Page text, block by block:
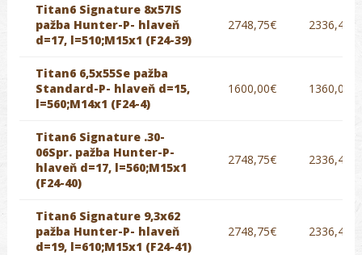
Titan6 Signature 8x57IS
pažba Hunter-P- hlaveň
d=17, l=510;M15x1 (F24-39)
2748,75€ 2336,44€
Titan6 6,5x55Se pažba
Standard-P- hlaveň d=15,
l=560;M14x1 (F24-4)
1600,00€ 1360,00€
Titan6 Signature .30-
06Spr. pažba Hunter-P-
hlaveň d=17, l=560;M15x1
(F24-40)
2748,75€ 2336,44€
Titan6 Signature 9,3x62
pažba Hunter-P- hlaveň
d=19, l=610;M15x1 (F24-41)
2748,75€ 2336,44€